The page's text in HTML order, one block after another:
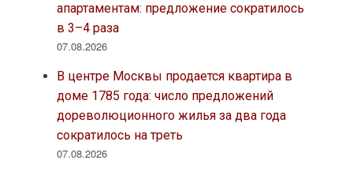
апартаментам: предложение сократилось
в 3–4 раза
07.08.2026
В центре Москвы продается квартира в
доме 1785 года: число предложений
дореволюционного жилья за два года
сократилось на треть
07.08.2026